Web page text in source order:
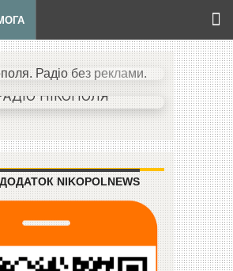
NIKOPOLNEWS